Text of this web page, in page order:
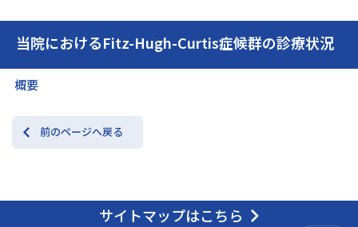
交通アクセス お問い合わせ
当院におけるFitz-Hugh-Curtis症候群の診療状況
概要
前のページへ戻る
サイトマップはこちら